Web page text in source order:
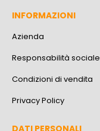
INFORMAZIONI
Azienda
Responsabilità sociale
Condizioni di vendita
Privacy Policy